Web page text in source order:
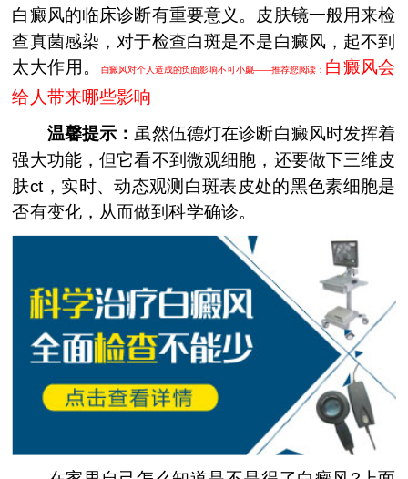
白癜风的临床诊断有重要意义。皮肤镜一般用来检
查真菌感染，对于检查白斑是不是白癜风，起不到
太大作用。
白癜风对个人造成的负面影响不可小觑——推荐您阅读： 白癜风会
给人带来哪些影响
温馨提示： 虽然伍德灯在诊断白癜风时发挥着
强大功能，但它看不到微观细胞，还要做下三维皮
肤ct，实时、动态观测白斑表皮处的黑色素细胞是
否有变化，从而做到科学确诊。